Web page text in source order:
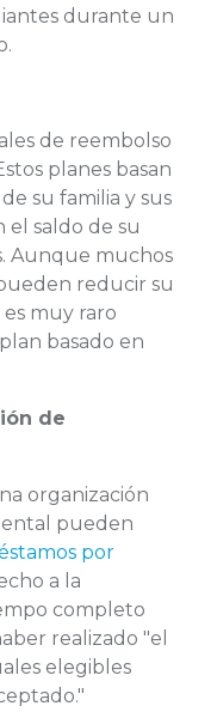
durante un
de reembolso
planes basan
su familia y sus
el saldo de su
Aunque muchos
reducir su
muy raro
basado en
de
organización
pueden
por
a la
completo
realizado "el
elegibles